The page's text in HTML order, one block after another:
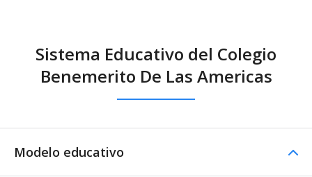
Sistema Educativo del Colegio
Benemerito De Las Americas
Modelo educativo